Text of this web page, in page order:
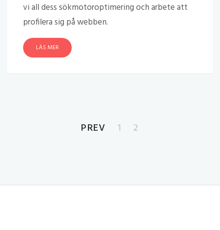
vi all dess sökmotoroptimering och arbete att
profilera sig på webben.
LÄS MER
PREV 1 2